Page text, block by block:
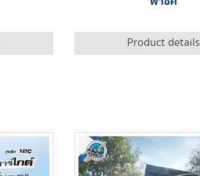
Product details